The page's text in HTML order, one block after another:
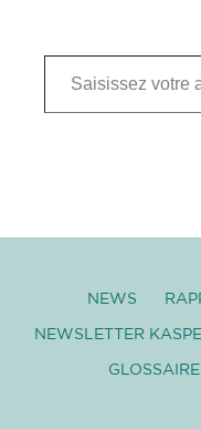
Saisissez votre adresse e-mail…
NEWS
NEWSLETTER
GLOSSAIRE